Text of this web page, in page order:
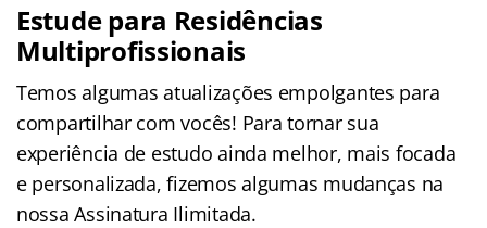
Estude para Residências
Multiprofissionais
Temos algumas atualizações empolgantes para
compartilhar com vocês! Para tornar sua
experiência de estudo ainda melhor, mais focada
e personalizada, fizemos algumas mudanças na
nossa Assinatura Ilimitada.